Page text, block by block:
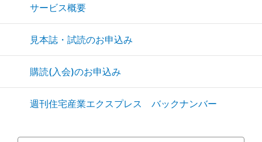
サービス概要
見本誌・試読のお申込み
購読(入会)のお申込み
週刊住宅産業エクスプレス バックナンバー